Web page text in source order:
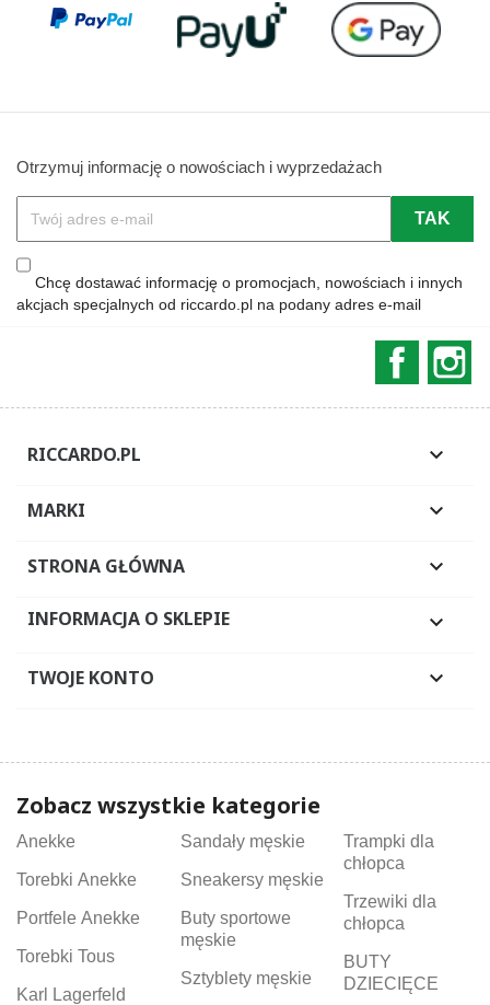
Otrzymuj informację o nowościach i wyprzedażach
Chcę dostawać informację o promocjach, nowościach i innych
akcjach specjalnych od riccardo.pl na podany adres e-mail
RICCARDO.PL 
MARKI 
STRONA GŁÓWNA 
INFORMACJA O SKLEPIE 
TWOJE KONTO 
Zobacz wszystkie kategorie
Anekke
Torebki Anekke
Portfele Anekke
Torebki Tous
Karl Lagerfeld
Sandały męskie
Sneakersy męskie
Buty sportowe
męskie
Sztyblety męskie
Trampki dla
chłopca
Trzewiki dla
chłopca
BUTY
DZIECIĘCE